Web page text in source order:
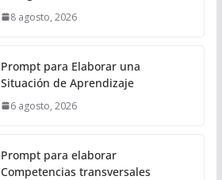
8 agosto, 2026
Prompt para Elaborar una
Situación de Aprendizaje
6 agosto, 2026
Prompt para elaborar
Competencias transversales